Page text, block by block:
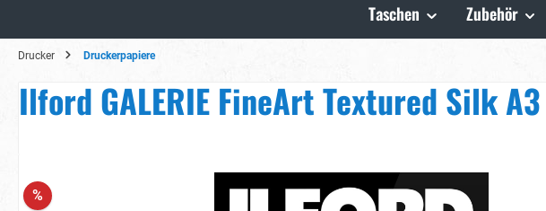
Taschen Zubehör
Drucker Druckerpapiere
Ilford GALERIE FineArt Textured Silk
Bildergalerie überspringen
%